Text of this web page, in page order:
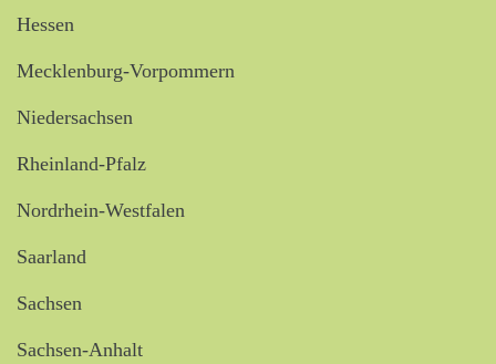
Hessen
Mecklenburg-Vorpommern
Niedersachsen
Rheinland-Pfalz
Nordrhein-Westfalen
Saarland
Sachsen
Sachsen-Anhalt